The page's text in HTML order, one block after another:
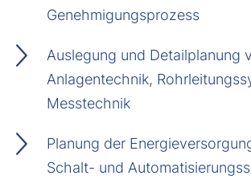
Genehmigungsprozess
Auslegung und Detailplanung
Anlagentechnik,
Messtechnik
Planung der
Schalt- und